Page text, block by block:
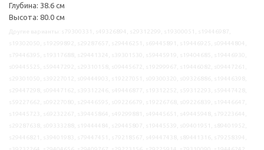
Глубина: 38.6 см
Высота: 80.0 см